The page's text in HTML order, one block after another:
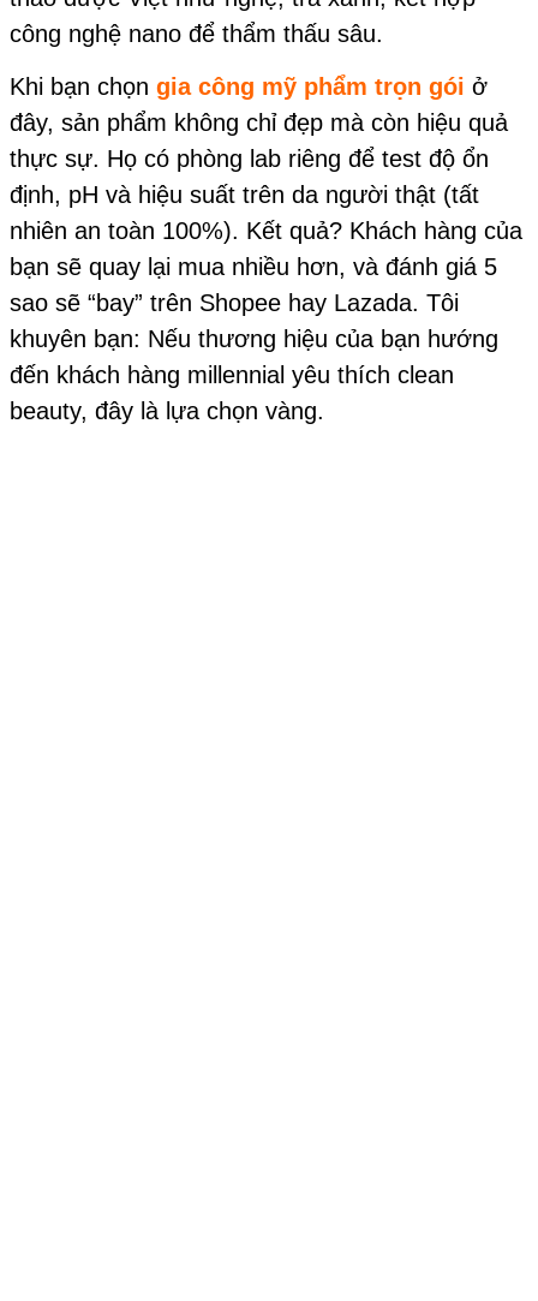
công nghệ nano để thẩm thấu sâu.
Khi bạn chọn gia công mỹ phẩm trọn gói ở
đây, sản phẩm không chỉ đẹp mà còn hiệu quả
thực sự. Họ có phòng lab riêng để test độ ổn
định, pH và hiệu suất trên da người thật (tất
nhiên an toàn 100%). Kết quả? Khách hàng của
bạn sẽ quay lại mua nhiều hơn, và đánh giá 5
sao sẽ “bay” trên Shopee hay Lazada. Tôi
khuyên bạn: Nếu thương hiệu của bạn hướng
đến khách hàng millennial yêu thích clean
beauty, đây là lựa chọn vàng.